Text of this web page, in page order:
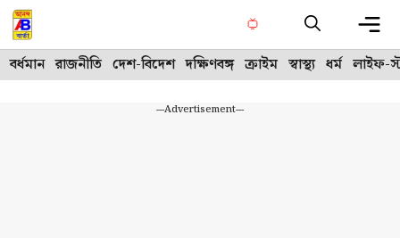
Skip
to
content
বর্ধমান রাজনীতি দেশ-বিদেশ দক্ষিণবঙ্গ ক্রাইম স্বাস্থ্য ধর্ম লাইফ-
---Advertisement---